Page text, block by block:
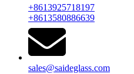
+8613925718197
+8613580886639
sales@saideglass.com